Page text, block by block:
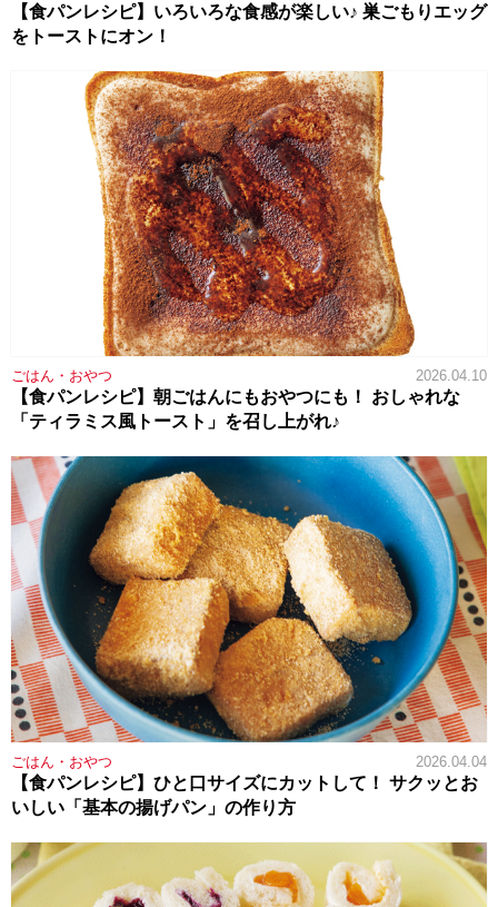
【食パンレシピ】いろいろな食感が楽しい♪ 巣ごもりエッグ
をトーストにオン！
ごはん・おやつ 2026.04.10
【食パンレシピ】朝ごはんにもおやつにも！ おしゃれな
「ティラミス風トースト」を召し上がれ♪
ごはん・おやつ 2026.04.04
【食パンレシピ】ひと口サイズにカットして！ サクッとお
いしい「基本の揚げパン」の作り方